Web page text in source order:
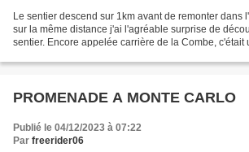
Le sentier descend sur 1km avant de remonter dans
sur la même distance j'ai l'agréable surprise de
sentier. Encore appelée carrière de la Combe, c'était
PROMENADE A MONTE CARLO
Publié le 04/12/2023 à 07:22
Par freerider06